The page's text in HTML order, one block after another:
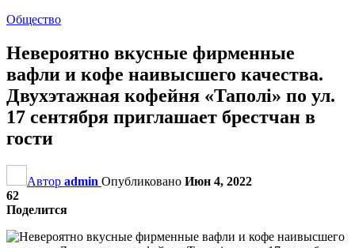
Общество
Невероятно вкусные фирменные
вафли и кофе наивысшего качества.
Двухэтажная кофейня «Таполі» по ул.
17 сентября приглашает брестчан в
гости
Автор admin Опубликовано Июн 4, 2022
62
Поделится